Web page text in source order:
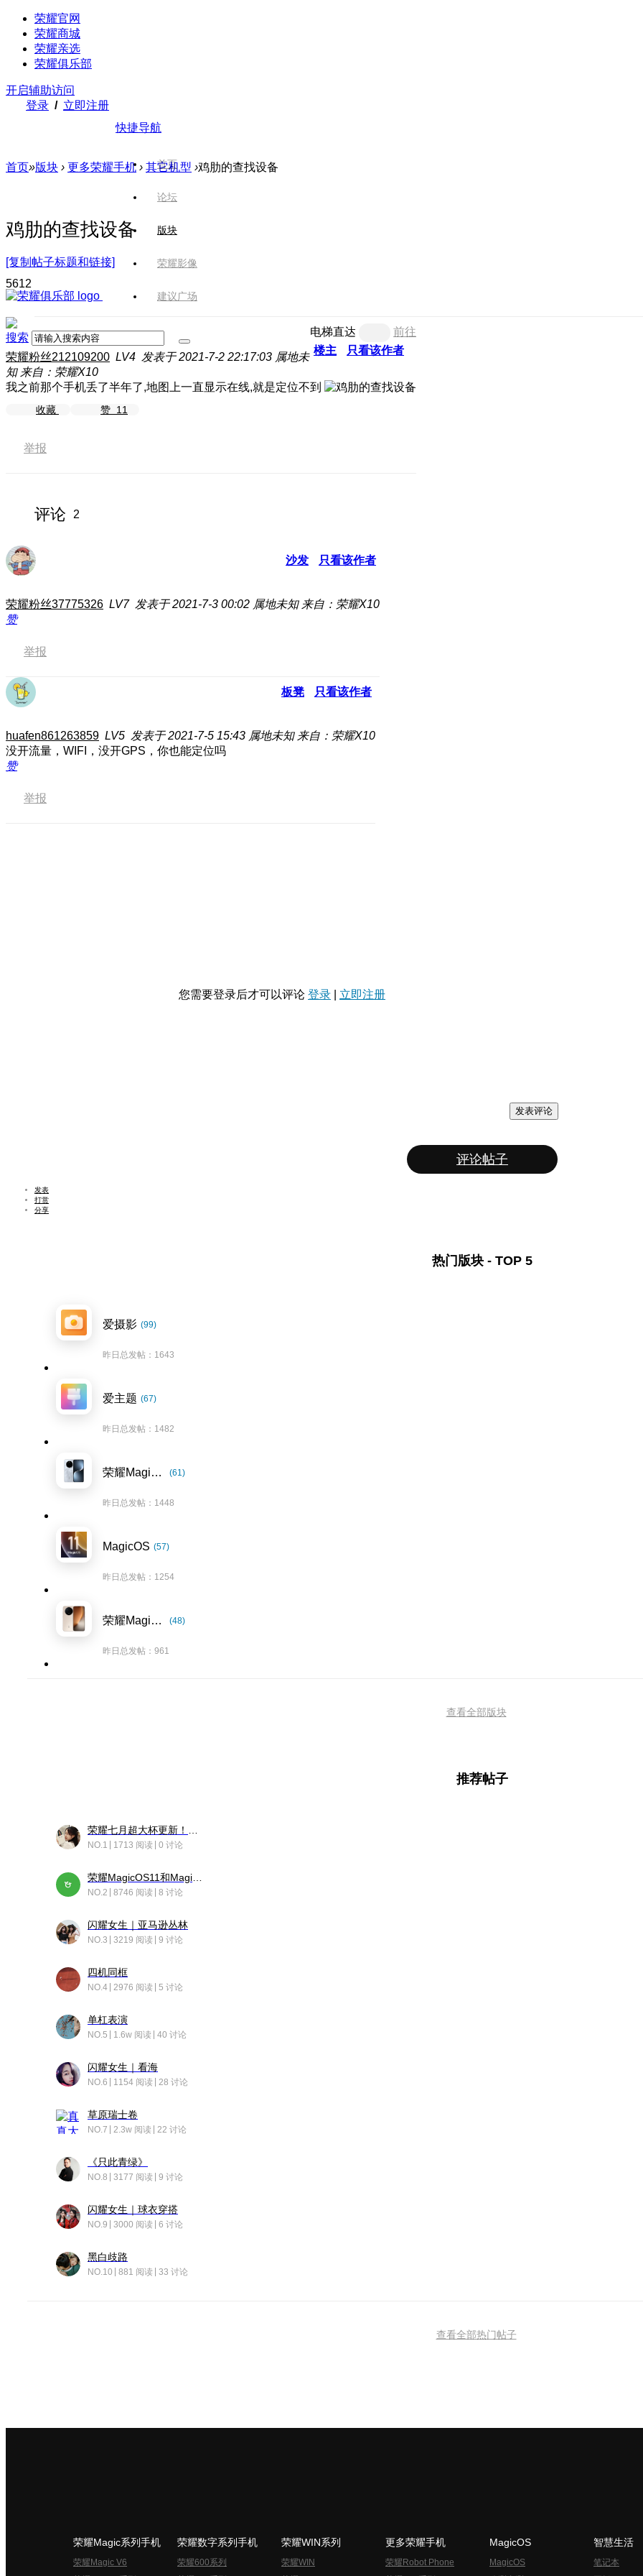
荣耀官网
荣耀商城
荣耀亲选
荣耀俱乐部
开启辅助访问
登录 / 立即注册
快捷导航
首页
论坛
版块
荣耀影像
建议广场
搜索
首页»版块 › 更多荣耀手机 › 其它机型 ›鸡肋的查找设备
鸡肋的查找设备
[复制帖子标题和链接]
5612
电梯直达
前往
楼主
只看该作者
荣耀粉丝212109200 LV4 发表于 2021-7-2 22:17:03 属地未
知 来自：荣耀X10
我之前那个手机丢了半年了,地图上一直显示在线,就是定位不到
收藏 赞 11
举报
评论 2
沙发 只看该作者
荣耀粉丝37775326 LV7 发表于 2021-7-3 00:02 属地未知 来自：荣耀X10
赞
举报
板凳 只看该作者
huafen861263859 LV5 发表于 2021-7-5 15:43 属地未知 来自：荣耀X10
没开流量，WIFI，没开GPS，你也能定位吗
赞
举报
您需要登录后才可以评论 登录 立即注册
发表评论
评论帖子
发表
打赏
分享
热门版块 - TOP 5
爱摄影 (99)
昨日总发帖：1643
爱主题 (67)
昨日总发帖：1482
荣耀Magic7系列 (61)
昨日总发帖：1448
MagicOS (57)
昨日总发帖：1254
荣耀Magic8系列 (48)
昨日总发帖：961
查看全部版块
推荐帖子
NO.1 1713 阅读 0 讨论
NO.2 8746 阅读 8 讨论
闪耀女生｜亚马逊丛林
NO.3 3219 阅读 9 讨论
四机同框
NO.4 2976 阅读 5 讨论
单杠表演
NO.5 1.6w 阅读 40 讨论
闪耀女生｜看海
NO.6 1154 阅读 28 讨论
草原瑞士卷
NO.7 2.3w 阅读 22 讨论
《只此青绿》
NO.8 3177 阅读 9 讨论
闪耀女生｜球衣穿搭
NO.9 3000 阅读 6 讨论
黑白歧路
NO.10 881 阅读 33 讨论
查看全部热门帖子
荣耀Magic系列手机
荣耀Magic V6
荣耀数字系列手机
荣耀600系列
荣耀WIN系列
荣耀WIN
更多荣耀手机
荣耀Robot Phone
MagicOS
MagicOS
智慧生活
笔记本